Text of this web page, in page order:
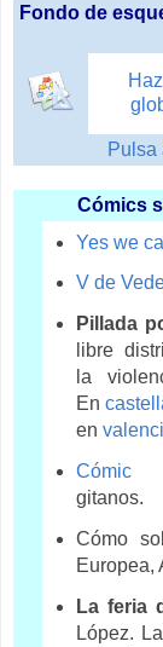
Fondo de
Pulsa
Cómics
Yes we
V de
Pillada
libre
la
En
en
Cómic
gitanos.
Cómo
Europea,
La feria
López.